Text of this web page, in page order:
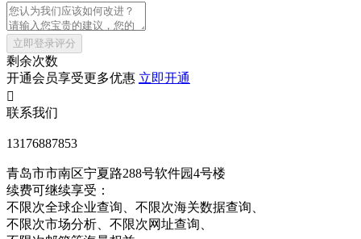
立即登录评分
剩余次数
开通会员享受更多优惠 立即开通

联系我们
13176887853
青岛市市南区宁夏路288号软件园4号楼
续费可继续享受：
不限次全球企业查询、 不限次海关数据查询、
不限次市场分析、 不限次网址查询、